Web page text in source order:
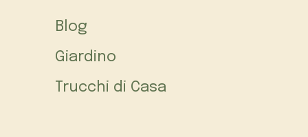
Blog
Giardino
Trucchi di Casa